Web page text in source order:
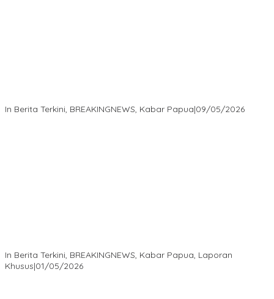
In Berita Terkini, BREAKINGNEWS, Kabar Papua|09/05/2026
In Berita Terkini, BREAKINGNEWS, Kabar Papua, Laporan
Khusus|01/05/2026